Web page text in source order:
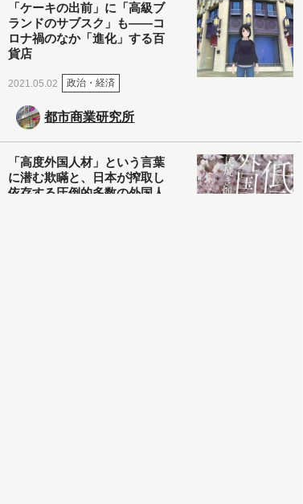
「ケーキの出前」に「高級ブ
ランドのサブスク」も――コ
ロナ禍のなか「進化」する百
貨店
2021.05.02 政治・経済
都市商業研究所
「高度外国人材」という言葉
に潜む欺瞞と、日本が搾取し
依存する圧倒的多数の外国人